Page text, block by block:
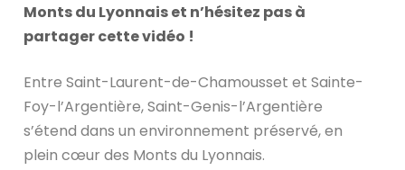
Monts du Lyonnais et n’hésitez pas à
partager cette vidéo !
Entre Saint-Laurent-de-Chamousset et Sainte-
Foy-l’Argentière, Saint-Genis-l’Argentière
s’étend dans un environnement préservé, en
plein cœur des Monts du Lyonnais.